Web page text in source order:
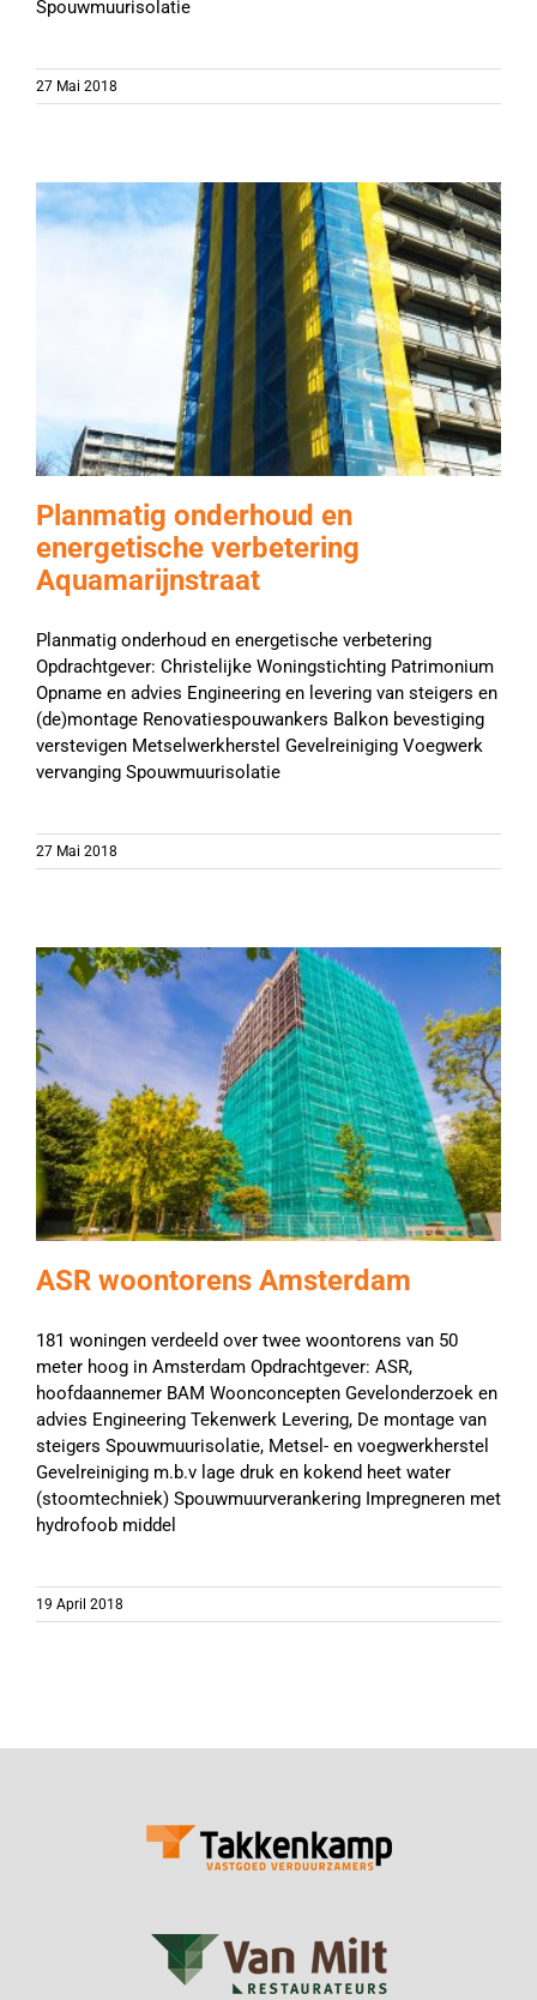
Spouwmuurisolatie
27 Mai 2018
Planmatig onderhoud en
energetische verbetering
Aquamarijnstraat
Planmatig onderhoud en energetische verbetering
Opdrachtgever: Christelijke Woningstichting Patrimonium
Opname en advies Engineering en levering van steigers en
(de)montage Renovatiespouwankers Balkon bevestiging
verstevigen Metselwerkherstel Gevelreiniging Voegwerk
vervanging Spouwmuurisolatie
27 Mai 2018
ASR woontorens Amsterdam
181 woningen verdeeld over twee woontorens van 50
meter hoog in Amsterdam Opdrachtgever: ASR,
hoofdaannemer BAM Woonconcepten Gevelonderzoek en
advies Engineering Tekenwerk Levering, De montage van
steigers Spouwmuurisolatie, Metsel- en voegwerkherstel
Gevelreiniging m.b.v lage druk en kokend heet water
(stoomtechniek) Spouwmuurverankering Impregneren met
hydrofoob middel
19 April 2018